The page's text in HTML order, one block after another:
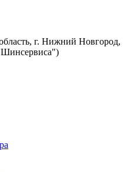
г. Нижний Новгород,